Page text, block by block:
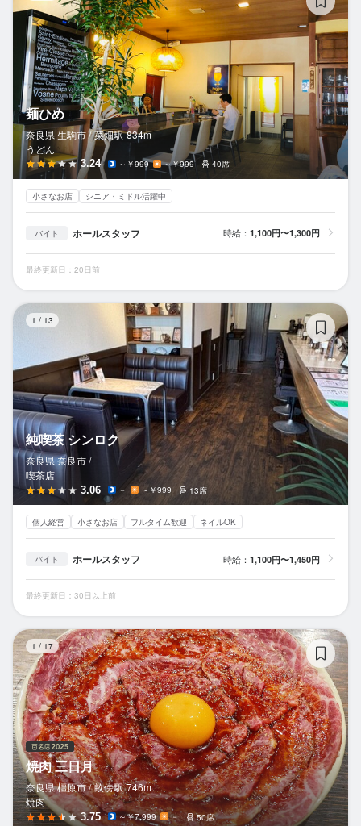
麺ひめ
奈良県 生駒市 / 菜畑駅 834m
うどん
3.24 ～￥999 ～￥999 40席
小さなお店 シニア・ミドル活躍中
バイト ホールスタッフ 時給： 1,100円〜1,300円
最終更新日：20日前
1 / 13
純喫茶 シンロク
奈良県 奈良市 /
喫茶店
3.06 － ～￥999 13席
個人経営 小さなお店 フルタイム歓迎 ネイルOK
バイト ホールスタッフ 時給： 1,100円〜1,450円
最終更新日：30日以上前
1 / 17
焼肉 三日月
奈良県 橿原市 / 畝傍駅 746m
焼肉
3.75 ～￥7,999 － 50席